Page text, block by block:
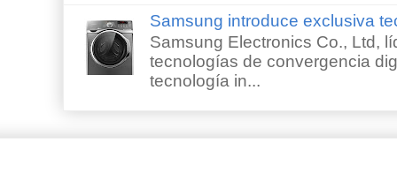
Samsung introduce exclusiva
Samsung Electronics Co., Ltd,
tecnologías de convergencia
tecnología in...